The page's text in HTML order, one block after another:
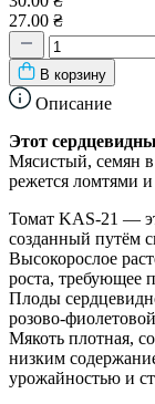
27.00 ₴
В корзину
Описание
Этот
Мясистый, семян
режется ломтями
Томат KAS-21 —
созданный путём
Высокорослое
роста, требующее
Плоды
розово-
Мякоть плотная,
низким
урожайностью и